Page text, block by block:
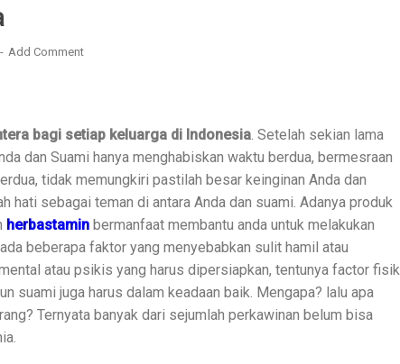
Add Comment
bagi setiap keluarga di Indonesia . Setelah sekian lama
dan Suami hanya menghabiskan waktu berdua, bermesraan
tidak memungkiri pastilah besar keinginan Anda dan
hati sebagai teman di antara Anda dan suami. Adanya produk
herbastamin bermanfaat membantu anda untuk melakukan
beberapa faktor yang menyebabkan sulit hamil atau
atau psikis yang harus dipersiapkan, tentunya factor fisik
suami juga harus dalam keadaan baik. Mengapa? lalu apa
Ternyata banyak dari sejumlah perkawinan belum bisa